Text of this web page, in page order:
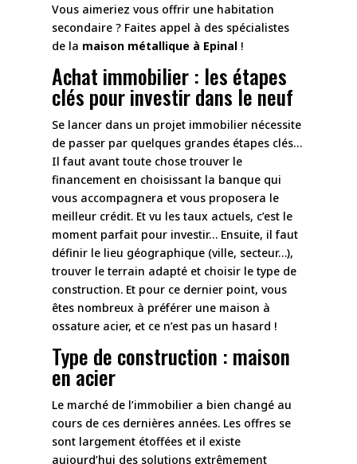
Vous aimeriez vous offrir une habitation
secondaire ? Faites appel à des spécialistes
de la maison métallique à Epinal!
Achat immobilier : les étapes
clés pour investir dans le neuf
Se lancer dans un projet immobilier nécessite
de passer par quelques grandes étapes clés…
Il faut avant toute chose trouver le
financement en choisissant la banque qui
vous accompagnera et vous proposera le
meilleur crédit. Et vu les taux actuels, c’est le
moment parfait pour investir… Ensuite, il faut
définir le lieu géographique (ville, secteur…),
trouver le terrain adapté et choisir le type de
construction. Et pour ce dernier point, vous
êtes nombreux à préférer une maison à
ossature acier, et ce n’est pas un hasard !
Type de construction : maison
en acier
Le marché de l’immobilier a bien changé au
cours de ces dernières années. Les offres se
sont largement étoffées et il existe
aujourd’hui des solutions extrêmement